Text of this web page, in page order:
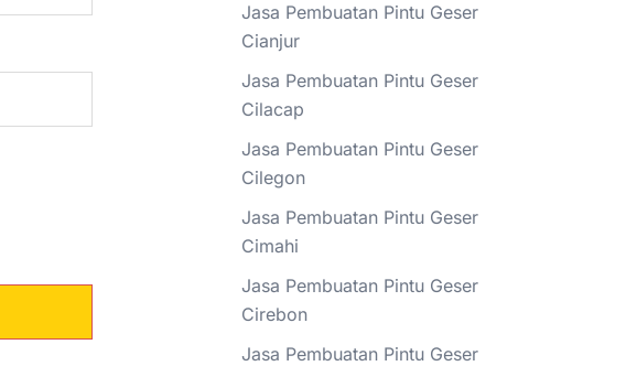
Jasa Pembuatan Pintu Geser
Cianjur
Jasa Pembuatan Pintu Geser
Cilacap
Jasa Pembuatan Pintu Geser
Cilegon
Jasa Pembuatan Pintu Geser
Cimahi
Jasa Pembuatan Pintu Geser
Cirebon
Jasa Pembuatan Pintu Geser